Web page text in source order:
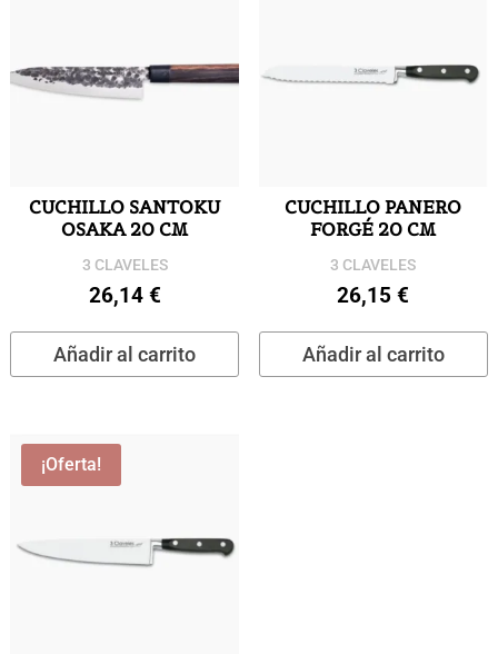
CUCHILLO SANTOKU
OSAKA 20 CM
3 CLAVELES
26,14 €
Añadir al carrito
CUCHILLO PANERO
FORGÉ 20 CM
3 CLAVELES
26,15€
Añadir al carrito
¡Oferta!